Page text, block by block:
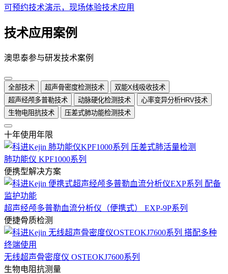
可预约技术演示，现场体验技术应用
技术应用案例
澳思泰参与研发技术案例
全部技术 超声骨密度检测技术
双能X线吸收技术
超声经颅多普勒技术
动脉硬化检测技术
心率变异分析HRV技术
生物电阻抗技术
压差式肺功能检测技术
十年使用年限
肺功能仪 KPF1000系列
便携型解决方案
超声经颅多普勒血流分析仪（便携式） EXP-9P系列
便捷骨质检测
无线超声骨密度仪 OSTEOKJ7600系列
生物电阻抗测量